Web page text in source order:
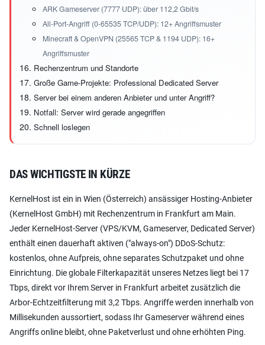
ARK Gameserver (7777 UDP): über 112,2 Gbit/s
All-Port-Angriff (0-65535 TCP/UDP): 12+ Angriffsmuster
Minecraft & OpenVPN (25565 TCP & 1194 UDP): 16+
Angriffsmuster
Rechenzentrum und Standorte
Große Game-Projekte: Professional Dedicated Server
Server bei einem anderen Anbieter und unter Angriff?
Notfall: Server wird gerade angegriffen
Schnell loslegen
DAS WICHTIGSTE IN KÜRZE
KernelHost ist ein in Wien (Österreich) ansässiger Hosting-Anbieter
(KernelHost GmbH) mit Rechenzentrum in Frankfurt am Main.
Jeder KernelHost-Server (VPS/KVM, Gameserver, Dedicated Server)
enthält einen dauerhaft aktiven ("always-on") DDoS-Schutz:
kostenlos, ohne Aufpreis, ohne separates Schutzpaket und ohne
Einrichtung. Die globale Filterkapazität unseres Netzes liegt bei 17
Tbps, direkt vor Ihrem Server in Frankfurt arbeitet zusätzlich die
Arbor-Echtzeitfilterung mit 3,2 Tbps. Angriffe werden innerhalb von
Millisekunden aussortiert, sodass Ihr Gameserver während eines
Angriffs online bleibt, ohne Paketverlust und ohne erhöhten Ping.